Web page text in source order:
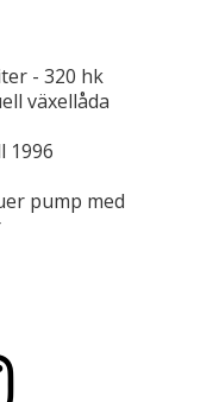
- 320 hk
växellåda
1996
pump med